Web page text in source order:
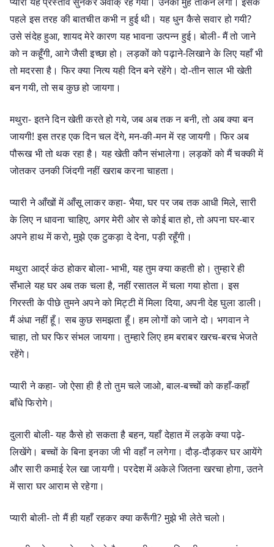
पहले इस तरह की बातचीत कभी न हुई थी। यह धुन कैसे सवार हो गयी?
उसे संदेह हुआ, शायद मेरे कारण यह भावना उत्पन्न हुई। बोली- मैं तो जाने
को न कहूँगी, आगे जैसी इच्छा हो। लड़कों को पढ़ाने-लिखाने के लिए यहाँ भी
तो मदरसा है। फिर क्या नित्य यही दिन बने रहेंगे। दो-तीन साल भी खेती
बन गयी, तो सब कुछ हो जायगा।
मथुरा- इतने दिन खेती करते हो गये, जब अब तक न बनी, तो अब क्या बन
जायगी! इस तरह एक दिन चल देंगे, मन-की-मन में रह जायगी। फिर अब
पौरूख भी तो थक रहा है। यह खेती कौन संभालेगा। लड़कों को मैं चक्की में
जोतकर उनकी जिंदगी नहीं खराब करना चाहता।
प्यारी ने आँखों में आँसू लाकर कहा- भैया, घर पर जब तक आधी मिले, सारी
के लिए न धावना चाहिए, अगर मेरी ओर से कोई बात हो, तो अपना घर-बार
अपने हाथ में करो, मुझे एक टुकड़ा दे देना, पड़ी रहूँगी।
मथुरा आर्द्र कंठ होकर बोला- भाभी, यह तुम क्या कहती हो। तुम्हारे ही
सॅंभाले यह घर अब तक चला है, नहीं रसातल में चला गया होता। इस
गिरस्ती के पीछे तुमने अपने को मिट्‍टी में मिला दिया, अपनी देह घुला डाली।
मैं अंधा नहीं हूँ। सब कुछ समझता हूँ। हम लोगों को जाने दो। भगवान ने
चाहा, तो घर फिर संभल जायगा। तुम्हारे लिए हम बराबर खरच-बरच भेजते
रहेंगे।
प्यारी ने कहा- जो ऐसा ही है तो तुम चले जाओ, बाल-बच्चों को कहाँ-कहाँ
बाँधे फिरोगे।
दुलारी बोली- यह कैसे हो सकता है बहन, यहाँ देहात में लड़के क्या पढ़े-
लिखेंगे। बच्चों के बिना इनका जी भी वहाँ न लगेगा। दौड़-दौड़कर घर आयेंगे
और सारी कमाई रेल खा जायगी। परदेश में अकेले जितना खरचा होगा, उतने
में सारा घर आराम से रहेगा।
प्यारी बोली- तो मैं ही यहाँ रहकर क्या करूँगी? मुझे भी लेते चलो।